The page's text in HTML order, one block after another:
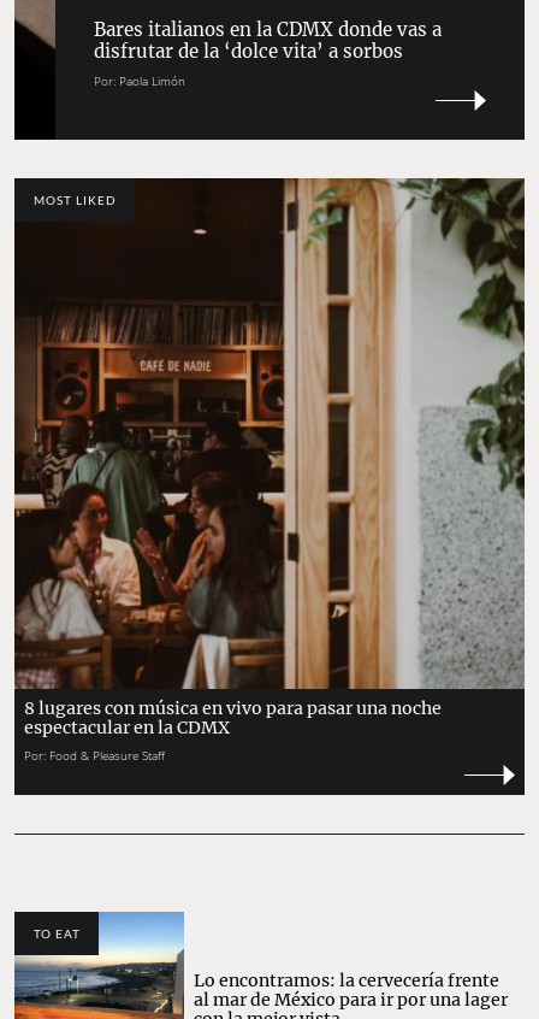
Bares italianos en la CDMX donde vas a
disfrutar de la ‘dolce vita’ a sorbos
Por: Paola Limón
MOST LIKED
8 lugares con música en vivo para pasar una noche
espectacular en la CDMX
Por: Food & Pleasure Staff
TO EAT
Lo encontramos: la cervecería frente
al mar de México para ir por una lager